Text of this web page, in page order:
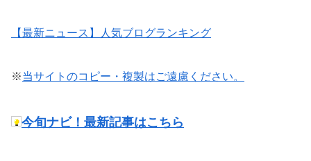
【最新ニュース】人気ブログランキング
※当サイトのコピー・複製はご遠慮ください。
今旬ナビ！最新記事はこちら